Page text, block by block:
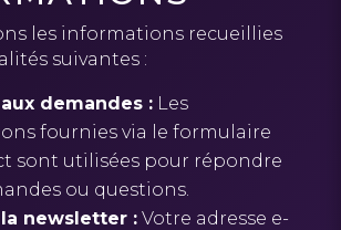
les informations recueillies
suivantes :
demandes :Les
fournies via le formulaire
sont utilisées pour répondre
ou questions.
newsletter :Votre adresse e-